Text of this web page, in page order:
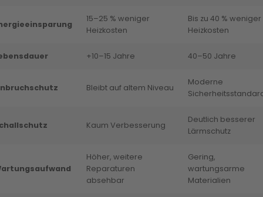
15–25 % weniger
Heizkosten
Bis zu 40 % weniger
Heizkosten
+10–15 Jahre 40–50 Jahre
Bleibt auf altem Niveau
Moderne
Kaum Verbesserung
Deutlich besserer
Lärmschutz
Höher, weitere
Reparaturen
absehbar
Gering,
wartungsarme
Materialien